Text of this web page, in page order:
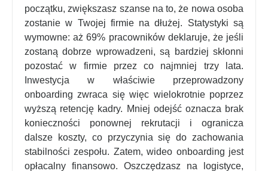
początku, zwiększasz szanse na to, że nowa osoba
zostanie w Twojej firmie na dłużej. Statystyki są
wymowne: aż 69% pracowników deklaruje, że jeśli
zostaną dobrze wprowadzeni, są bardziej skłonni
pozostać w firmie przez co najmniej trzy lata.
Inwestycja w właściwie przeprowadzony
onboarding zwraca się więc wielokrotnie poprzez
wyższą retencję kadry. Mniej odejść oznacza brak
konieczności ponownej rekrutacji i ogranicza
dalsze koszty, co przyczynia się do zachowania
stabilności zespołu. Zatem, wideo onboarding jest
opłacalny finansowo. Oszczędzasz na logistyce,